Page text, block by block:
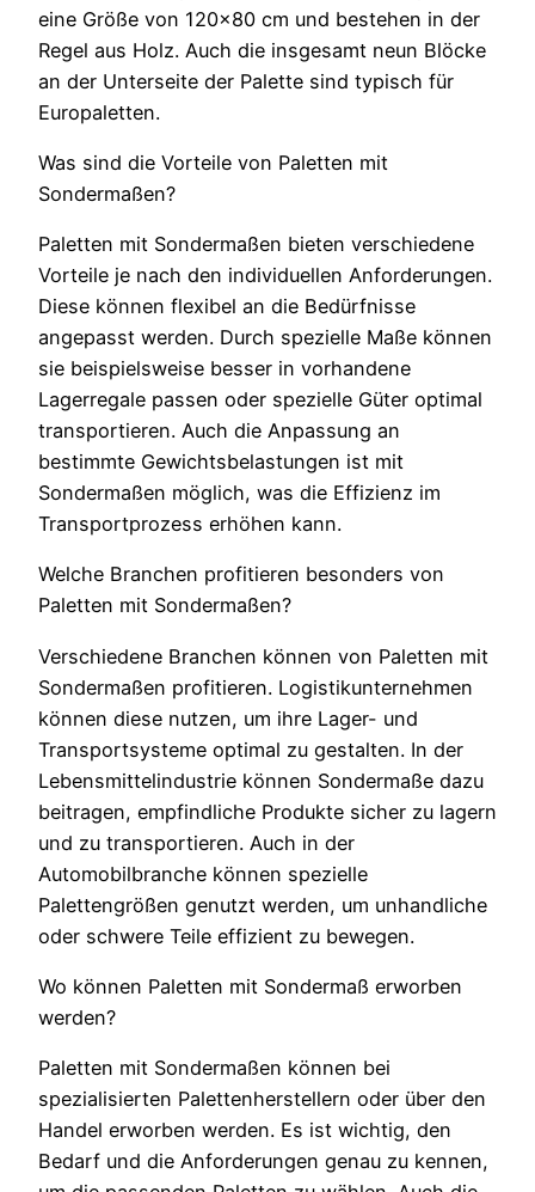
eine Größe von 120×80 cm und bestehen in der
Regel aus Holz. Auch die insgesamt neun Blöcke
an der Unterseite der Palette sind typisch für
Europaletten.
Was sind die Vorteile von Paletten mit
Sondermaßen?
Paletten mit Sondermaßen bieten verschiedene
Vorteile je nach den individuellen Anforderungen.
Diese können flexibel an die Bedürfnisse
angepasst werden. Durch spezielle Maße können
sie beispielsweise besser in vorhandene
Lagerregale passen oder spezielle Güter optimal
transportieren. Auch die Anpassung an
bestimmte Gewichtsbelastungen ist mit
Sondermaßen möglich, was die Effizienz im
Transportprozess erhöhen kann.
Welche Branchen profitieren besonders von
Paletten mit Sondermaßen?
Verschiedene Branchen können von Paletten mit
Sondermaßen profitieren. Logistikunternehmen
können diese nutzen, um ihre Lager- und
Transportsysteme optimal zu gestalten. In der
Lebensmittelindustrie können Sondermaße dazu
beitragen, empfindliche Produkte sicher zu lagern
und zu transportieren. Auch in der
Automobilbranche können spezielle
Palettengrößen genutzt werden, um unhandliche
oder schwere Teile effizient zu bewegen.
Wo können Paletten mit Sondermaß erworben
werden?
Paletten mit Sondermaßen können bei
spezialisierten Palettenherstellern oder über den
Handel erworben werden. Es ist wichtig, den
Bedarf und die Anforderungen genau zu kennen,